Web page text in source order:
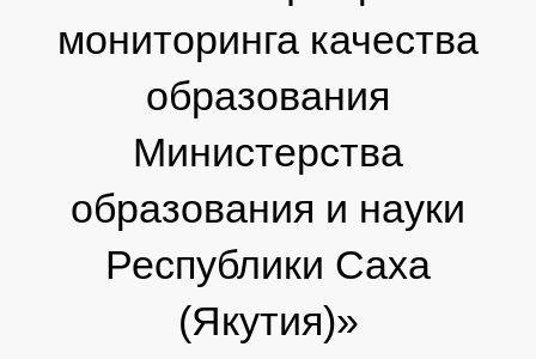
мониторинга качества
образования
Министерства
образования и науки
Республики Саха
(Якутия)»